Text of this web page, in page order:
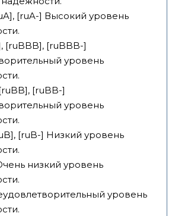
[ruA-] Высокий уровень
[ruBBB], [ruBBB-]
уровень
[ruBB-]
уровень
[ruB-] Низкий уровень
низкий уровень
уровень